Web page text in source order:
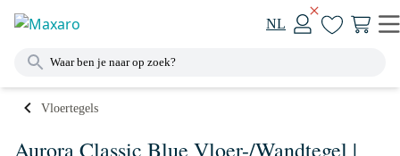
NL
Vloertegels
Aurora Classic Blue Vloer-/Wandtegel |